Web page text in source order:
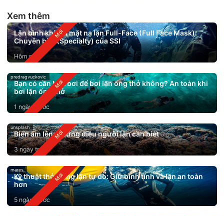
Xem thêm
Lặn bình khí với mặt nạ lặn Full-Face (Full Face Mask):
Chuyên biệt (Specialty) của SSI
Hôm nay
predragvuckovic
Bạn có cần biết bơi để bơi lặn ống thở không? An toàn khi
bơi lặn ống thở
1 ngày trước
unsplash
Biển ấm lên: Những điều người lặn cần biết
3 ngày trước
mares
Kỹ thuật thở trong lặn tự do: Giữ bình tĩnh và lặn an toàn
hơn
5 ngày trước